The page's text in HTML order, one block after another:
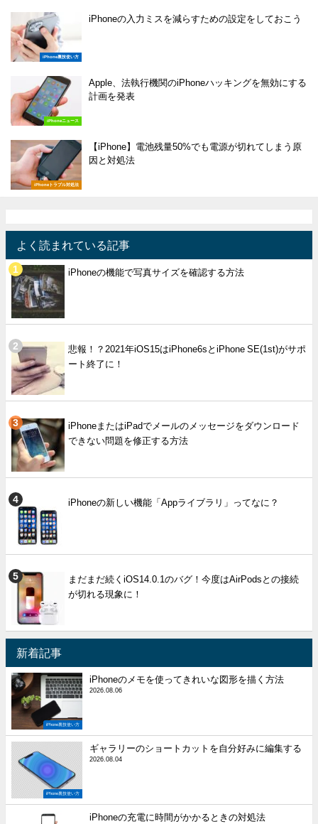
iPhone裏技使い方
iPhoneの入力ミスを減らすための設定をしておこう
iPhoneニュース
Apple、法執行機関のiPhoneハッキングを無効にする
計画を発表
iPhoneトラブル対処法
【iPhone】電池残量50%でも電源が切れてしまう原
因と対処法
よく読まれている記事
iPhoneの機能で写真サイズを確認する方法
悲報！？2021年iOS15はiPhone6sとiPhone SE(1st)がサポ
ート終了に！
iPhoneまたはiPadでメールのメッセージをダウンロード
できない問題を修正する方法
iPhoneの新しい機能「Appライブラリ」ってなに？
まだまだ続くiOS14.0.1のバグ！今度はAirPodsとの接続
が切れる現象に！
新着記事
iPhone裏技使い方
iPhoneのメモを使ってきれいな図形を描く方法
2026.08.06
iPhone裏技使い方
ギャラリーのショートカットを自分好みに編集する
2026.08.04
iPhoneの充電に時間がかかるときの対処法